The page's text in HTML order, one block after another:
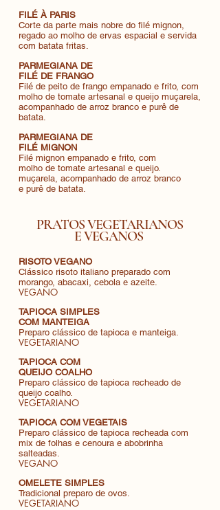
FILÉ À PARIS
Corte da parte mais nobre do filé mignon,
regado ao molho de ervas espacial e servida
com batata fritas.
PARMEGIANA DE
FILÉ DE FRANGO
Filé de peito de frango empanado e frito, com
molho de tomate artesanal e queijo muçarela,
acompanhado de arroz branco e purê de
batata.
PARMEGIANA DE
FILÉ MIGNON
Filé mignon empanado e frito, com
molho de tomate artesanal e queijo.
muçarela, acompanhado de arroz branco
e purê de batata.
PRATOS VEGETARIANOS
E VEGANOS
RISOTO VEGANO
Clássico risoto italiano preparado com
morango, abacaxi, cebola e azeite.
VEGANO
TAPIOCA SIMPLES
COM MANTEIGA
Preparo clássico de tapioca e manteiga.
VEGETARIANO
TAPIOCA COM
QUEIJO COALHO
Preparo clássico de tapioca recheado de
queijo coalho.
VEGETARIANO
TAPIOCA COM VEGETAIS
Preparo clássico de tapioca recheada com
mix de folhas e cenoura e abobrinha
salteadas.
VEGANO
OMELETE SIMPLES
Tradicional preparo de ovos.
VEGETARIANO